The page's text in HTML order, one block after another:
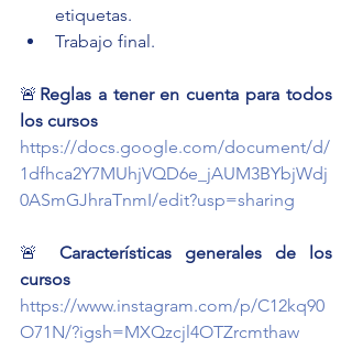
etiquetas.
Trabajo final.
🚨 Reglas a tener en cuenta para todos
los cursos
https://docs.google.com/document/d/
1dfhca2Y7MUhjVQD6e_jAUM3BYbjWdj
0ASmGJhraTnmI/edit?usp=sharing
🚨 Características generales de los
cursos
https://www.instagram.com/p/C12kq90
O71N/?igsh=MXQzcjl4OTZrcmthaw